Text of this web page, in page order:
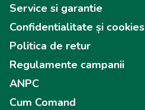
Service si garantie
Confidentialitate și cookies
Politica de retur
Regulamente campanii
ANPC
Cum Comand